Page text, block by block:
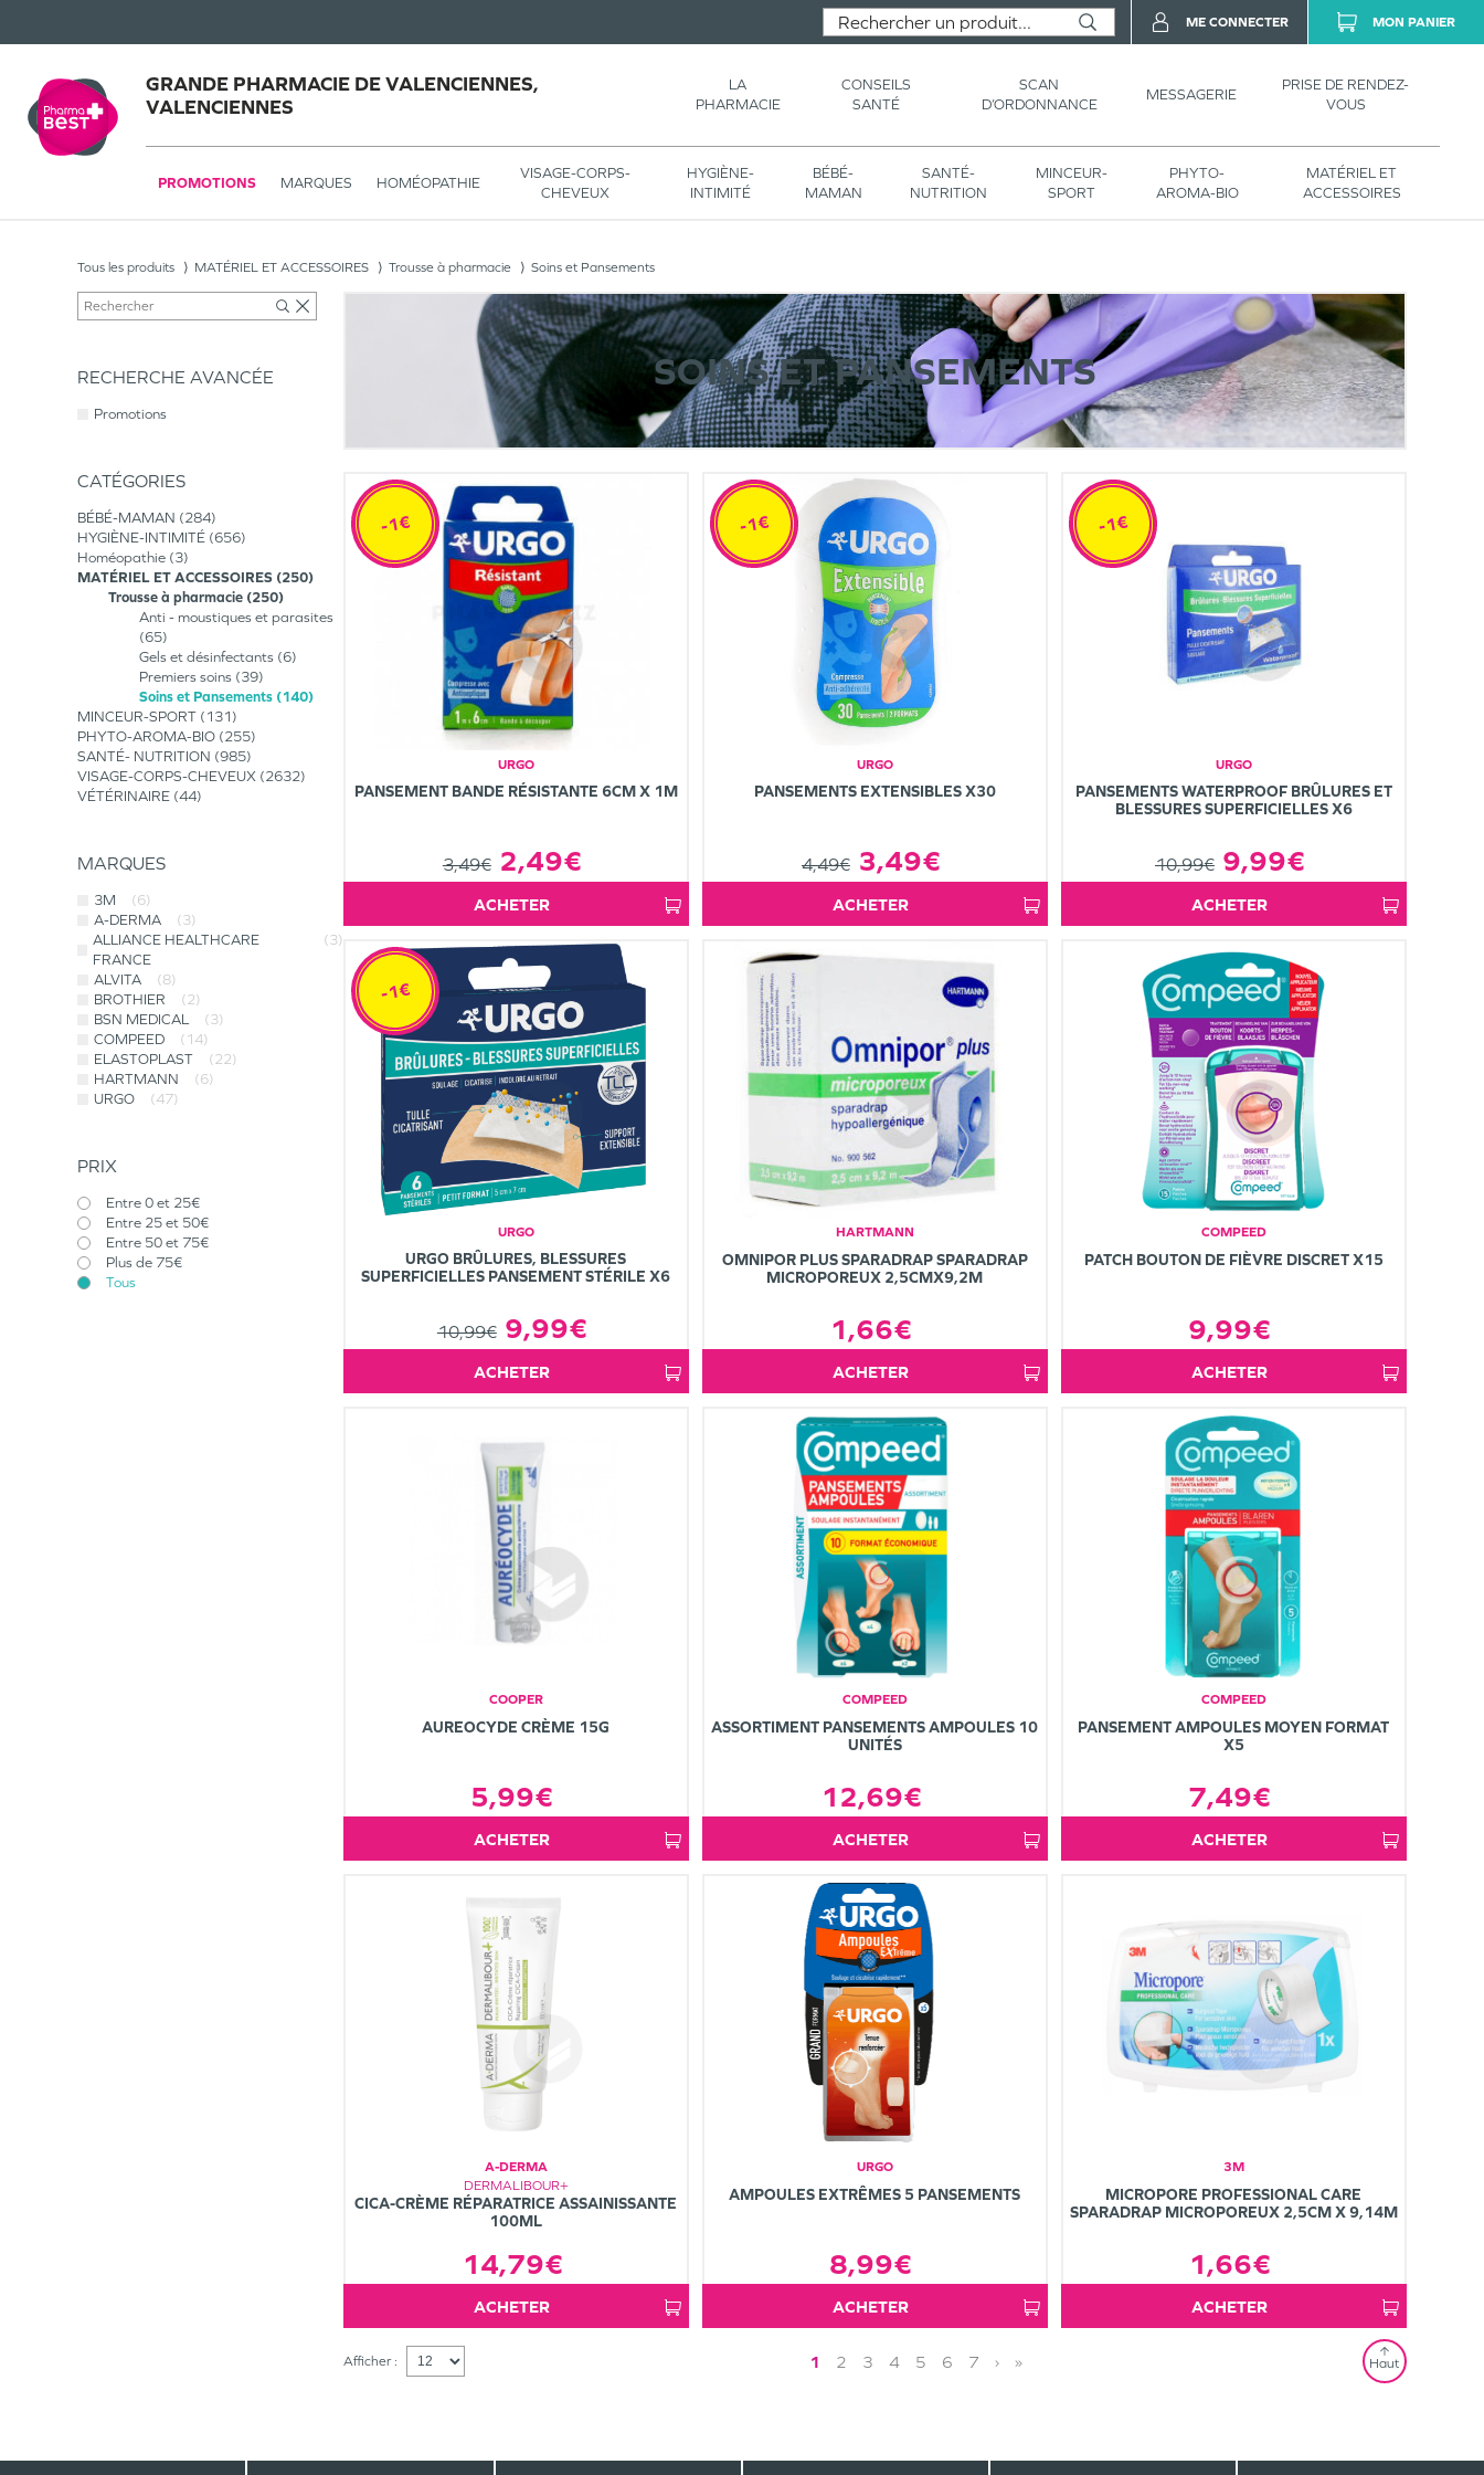
GRANDE PHARMACIE DE VALENCIENNES,
VALENCIENNES
LA
PHARMACIE
CONSEILS
SANTÉ
SCAN
D’ORDONNANCE
MESSAGERIE
PRISE DE RENDEZ-
VOUS
PROMOTIONS MARQUES HOMÉOPATHIE
VISAGE-CORPS-
CHEVEUX
HYGIÈNE-
INTIMITÉ
BÉBÉ-
MAMAN
SANTÉ-
NUTRITION
MINCEUR-
SPORT
PHYTO-
AROMA-BIO
MATÉRIEL ET
ACCESSOIRES
ME CONNECTER MON PANIER
Tous les produits MATÉRIEL ET ACCESSOIRES Trousse à pharmacie Soins et Pansements
RECHERCHE AVANCÉE
Promotions
CATÉGORIES
BÉBÉ-MAMAN
284
HYGIÈNE-INTIMITÉ 656
Homéopathie 3
MATÉRIEL ET ACCESSOIRES 250
Trousse à pharmacie 250
Anti - moustiques et parasites
65
Gels et désinfectants 6
Premiers soins
39
Soins et Pansements
140
MINCEUR-SPORT
131
PHYTO-AROMA-BIO 255
SANTÉ- NUTRITION 985
VISAGE-CORPS-CHEVEUX 2632
VÉTÉRINAIRE 44
MARQUES
3M
(6)
A-DERMA
(3)
ALLIANCE HEALTHCARE
FRANCE
(3)
ALVITA
(8)
BROTHIER
(2)
BSN MEDICAL
(3)
COMPEED
(14)
ELASTOPLAST
(22)
HARTMANN
(6)
URGO
(47)
PRIX
Entre 0 et 25€
Entre 25 et 50€
Entre 50 et 75€
Plus de 75€
Tous
SOINS ET PANSEMENTS
URGO
PANSEMENT BANDE RÉSISTANTE 6CM X 1M
3,49€ 2,49€
-1€
ACHETER
URGO
PANSEMENTS EXTENSIBLES X30
4,49€ 3,49€
-1€
ACHETER
URGO
PANSEMENTS WATERPROOF BRÛLURES ET
BLESSURES SUPERFICIELLES X6
10,99€ 9,99€
-1€
ACHETER
URGO
URGO BRÛLURES, BLESSURES
SUPERFICIELLES PANSEMENT STÉRILE X6
10,99€ 9,99€
-1€
ACHETER
HARTMANN
OMNIPOR PLUS SPARADRAP SPARADRAP
MICROPOREUX 2,5CMX9,2M
1,66€
ACHETER
COMPEED
PATCH BOUTON DE FIÈVRE DISCRET X15
9,99€
ACHETER
COOPER
AUREOCYDE CRÈME 15G
5,99€
ACHETER
COMPEED
ASSORTIMENT PANSEMENTS AMPOULES 10
UNITÉS
12,69€
ACHETER
COMPEED
PANSEMENT AMPOULES MOYEN FORMAT
X5
7,49€
ACHETER
A-DERMA
DERMALIBOUR+
CICA-CRÈME RÉPARATRICE ASSAINISSANTE
100ML
14,79€
ACHETER
URGO
AMPOULES EXTRÊMES 5 PANSEMENTS
8,99€
ACHETER
3M
MICROPORE PROFESSIONAL CARE
SPARADRAP MICROPOREUX 2,5CM X 9,14M
1,66€
ACHETER
Afficher : 1 2 3 4 5 6 7 › » Haut